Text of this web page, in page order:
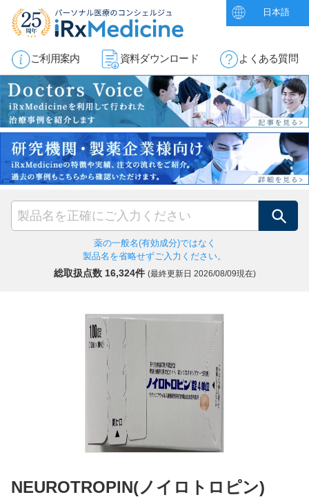
日本語
ご利用案内 資料ダウンロード よくある質問
検索
薬の一般名(有効成分)ではなく
製品名を省略せずご入力ください。
総取扱点数 16,324件 (最終更新日 2026/08/09現在)
NEUROTROPIN(ノイロトロピン)